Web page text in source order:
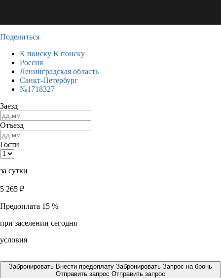
Поделиться
К поиску К поиску
Россия
Ленинградская область
Санкт-Петербург
№1718327
Заезд
Отъезд
Гости
за сутки
5 265 ₽
Предоплата 15 %
при заселении сегодня
условия
Забронировать Внести предоплату Забронировать Запрос на бронь
Отправить запрос Отправить запрос